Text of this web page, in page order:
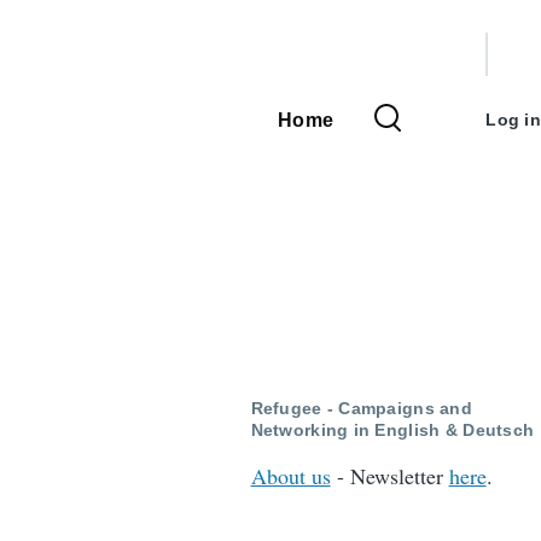
Main
Home
menu
Log in
Refugee - Campaigns and
Networking in English & Deutsch
About us- Newsletter here.